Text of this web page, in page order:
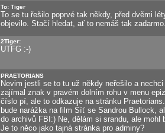
To: Tiger
To se tu řešilo poprvé tak někdy, před dvěmi
objevilo. Stačí hledat, ať to nemáš tak zadarmo.
2Tiger:
UTFG :-)
PRAETORIANS
Nevim jestli se to tu už někdy neřešilo a
zajímal znak v pravém dolním rohu v menu
číslo pí, ale to odkazuje na stránku
bude narážka na film Síť se Sandrou Bullock,
do archivů FBI:) Ne, dělám si srandu, ale
Je to něco jako tajná stránka pro adminy?